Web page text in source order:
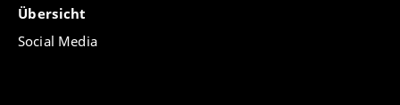
Übersicht
Social Media